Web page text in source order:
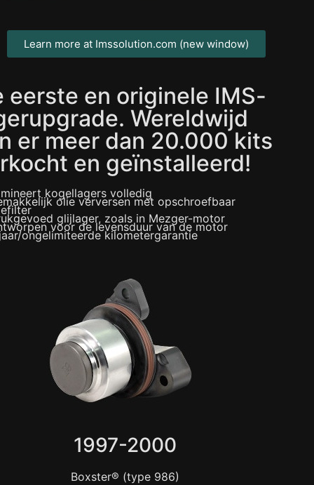
Learn more at Imssolution.com (new window)
eerste en originele IMS-
Wereldwijd
er meer dan 20.000 kits
en geïnstalleerd!
kogellagers volledig
olie verversen met opschroefbaar
glijlager, zoals in Mezger-motor
voor de levensduur van de motor
ongelimiteerde kilometergarantie
1997-2000
Boxster® (type 986)